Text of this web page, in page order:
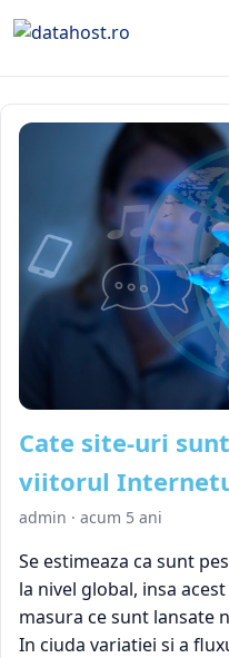
Cate site-uri
viitorul
admin · acum 5 ani
Se estimeaza ca sunt
la nivel global, insa
masura ce sunt lansate
In ciuda variatiei si a